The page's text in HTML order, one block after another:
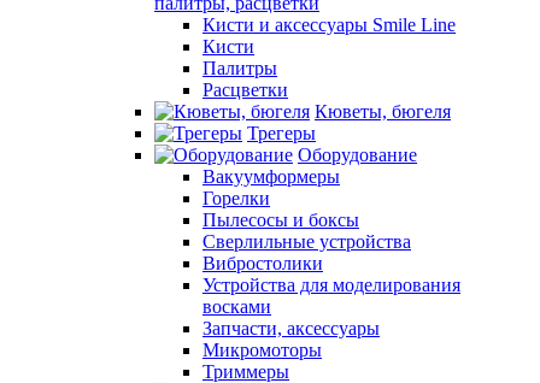
Кисти и аксессуары Smile Line
Кисти
Палитры
Расцветки
Кюветы, бюгеля
Трегеры
Оборудование
Вакуумформеры
Горелки
Пылесосы и боксы
Сверлильные устройства
Вибростолики
Устройства для моделирования
восками
Запчасти, аксессуары
Микромоторы
Триммеры